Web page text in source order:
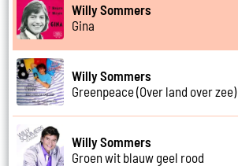
Willy Sommers
Gina
Willy Sommers
Greenpeace (Over land over zee)
Willy Sommers
Groen wit blauw geel rood